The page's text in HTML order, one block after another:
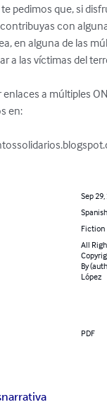
pedimos que, si
con
en alguna de las
a las víctimas del
a múltiples
en:
Sep 29,
Spanish
Fiction
All
By
López
PDF
narrativa